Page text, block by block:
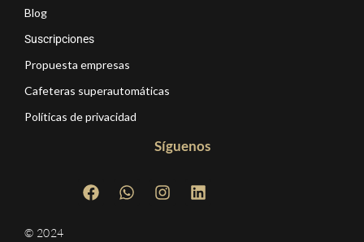
Blog
Suscripciones
Propuesta empresas
Cafeteras superautomáticas
Políticas de privacidad
Síguenos
© 2024